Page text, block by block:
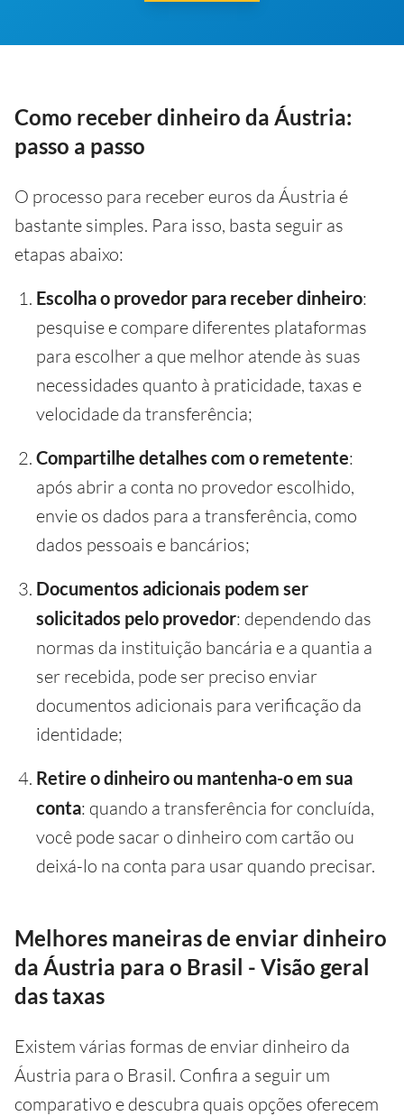
Como receber dinheiro da Áustria:
passo a passo
O processo para receber euros da Áustria é
bastante simples. Para isso, basta seguir as
etapas abaixo:
Escolha o provedor para receber dinheiro:
pesquise e compare diferentes plataformas
para escolher a que melhor atende às suas
necessidades quanto à praticidade, taxas e
velocidade da transferência;
Compartilhe detalhes com o remetente:
após abrir a conta no provedor escolhido,
envie os dados para a transferência, como
dados pessoais e bancários;
Documentos adicionais podem ser
solicitados pelo provedor: dependendo das
normas da instituição bancária e a quantia a
ser recebida, pode ser preciso enviar
documentos adicionais para verificação da
identidade;
Retire o dinheiro ou mantenha-o em sua
conta: quando a transferência for concluída,
você pode sacar o dinheiro com cartão ou
deixá-lo na conta para usar quando precisar.
Melhores maneiras de enviar dinheiro
da Áustria para o Brasil - Visão geral
das taxas
Existem várias formas de enviar dinheiro da
Áustria para o Brasil. Confira a seguir um
comparativo e descubra quais opções oferecem